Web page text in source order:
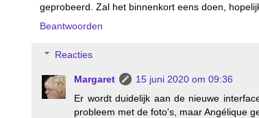
geprobeerd. Zal het binnenkort eens doen,
Beantwoorden
Reacties
Margaret
15 juni 2020 om 09:36
Er wordt duidelijk aan de nieuwe
probleem met de foto's, maar Angélique